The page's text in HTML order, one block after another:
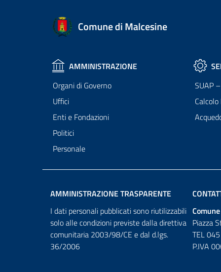
Comune di Malcesine
AMMINISTRAZIONE
Organi di Governo
Uffici
Enti e Fondazioni
Politici
Personale
SUAP
AMMINISTRAZIONE TRASPARENTE
I dati personali pubblicati sono riutilizzabili
solo alle condizioni previste dalla direttiva
comunitaria 2003/98/CE e dal d.lgs.
36/2006
Piazza
TEL
P.IVA